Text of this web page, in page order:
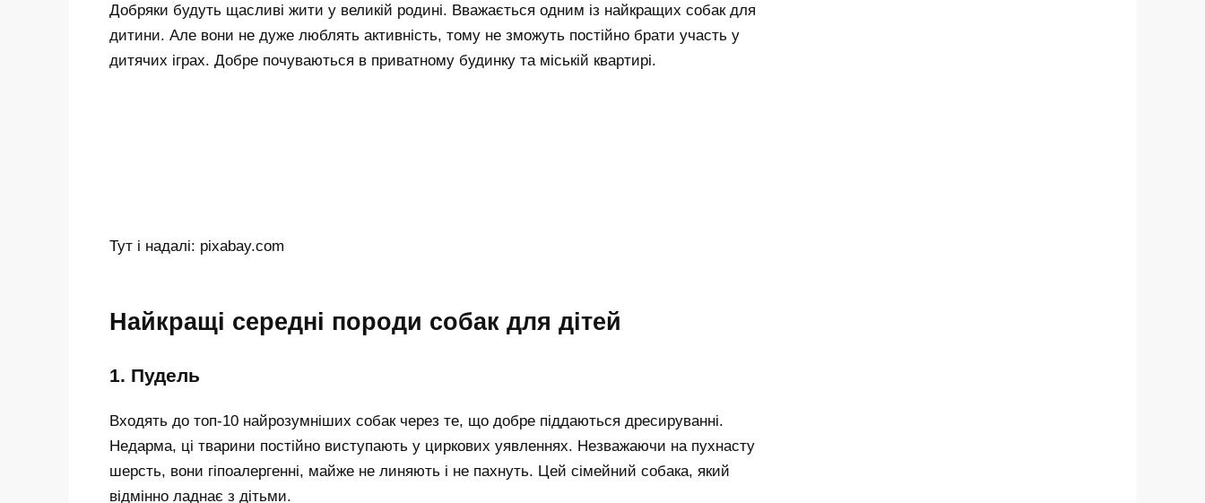
Добряки будуть щасливі жити у великій родині. Вважається одним із найкращих собак для
дитини. Але вони не дуже люблять активність, тому не зможуть постійно брати участь у
дитячих іграх. Добре почуваються в приватному будинку та міській квартирі.
Тут і надалі: pixabay.com
Найкращі середні породи собак для дітей
1. Пудель
Входять до топ-10 найрозумніших собак через те, що добре піддаються дресируванні.
Недарма, ці тварини постійно виступають у циркових уявленнях. Незважаючи на пухнасту
шерсть, вони гіпоалергенні, майже не линяють і не пахнуть. Цей сімейний собака, який
відмінно ладнає з дітьми.